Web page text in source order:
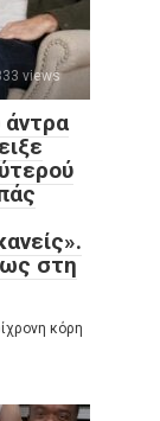
views
άντρα
στη
κόρη